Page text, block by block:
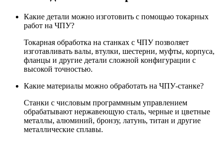
Какие детали можно изготовить с помощью токарных
работ на ЧПУ?
Токарная обработка на станках с ЧПУ позволяет
изготавливать валы, втулки, шестерни, муфты, корпуса,
фланцы и другие детали сложной конфигурации с
высокой точностью.
Какие материалы можно обработать на ЧПУ-станке?
Станки с числовым программным управлением
обрабатывают нержавеющую сталь, черные и цветные
металлы, алюминий, бронзу, латунь, титан и другие
металлические сплавы.